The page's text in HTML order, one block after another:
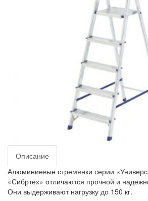
Описание
Алюминиевые стремянки серии
«Сибртех» отличаются прочной и
Они выдерживают нагрузку до 150 кг.